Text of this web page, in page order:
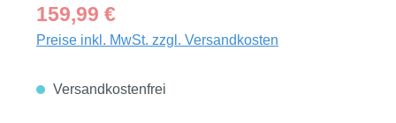
Regulärer Preis:
159,99 €
Preise inkl. MwSt. zzgl. Versandkosten
Versandkostenfrei